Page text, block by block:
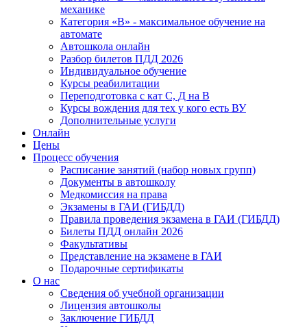
механике
Категория «B» - максимальное обучение на
автомате
Автошкола онлайн
Разбор билетов ПДД 2026
Индивидуальное обучение
Курсы реабилитации
Переподготовка с кат С, Д на В
Курсы вождения для тех у кого есть ВУ
Дополнительные услуги
Онлайн
Цены
Процесс обучения
Расписание занятий (набор новых групп)
Документы в автошколу
Медкомиссия на права
Экзамены в ГАИ (ГИБДД)
Правила проведения экзамена в ГАИ (ГИБДД)
Билеты ПДД онлайн 2026
Факультативы
Представление на экзамене в ГАИ
Подарочные сертификаты
О нас
Сведения об учебной организации
Лицензия автошколы
Заключение ГИБДД